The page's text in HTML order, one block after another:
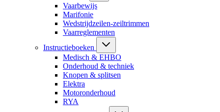
Vaarbewijs
Marifonie
Wedstrijdzeilen-zeiltrimmen
Vaarreglementen
Instructieboeken
Medisch & EHBO
Onderhoud & techniek
Knopen & splitsen
Elektra
Motoronderhoud
RYA